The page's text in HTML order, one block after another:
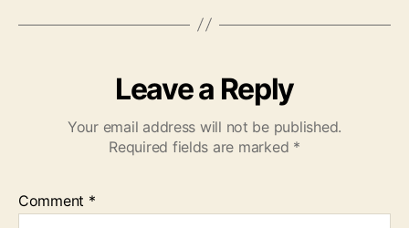
Leave a Reply
Your email address will not be published.
Required fields are marked *
Comment *